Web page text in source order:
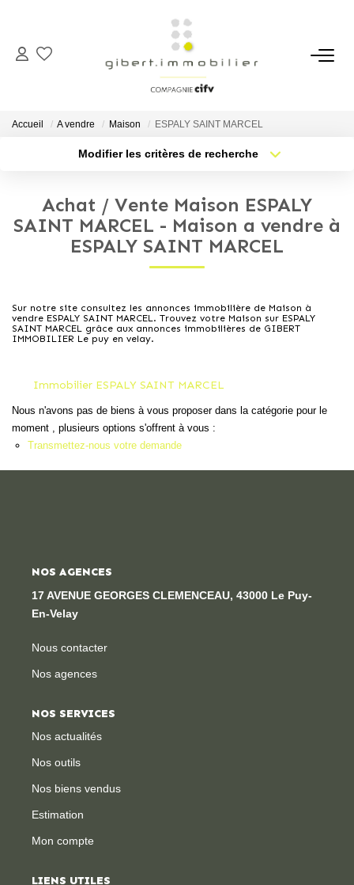
ACHETER
Maisons
Parkings
Immeubles
Terrains
LOUER
Appartements
Dossier De Candidature
Accueil A vendre Maison ESPALY SAINT MARCEL
Modifier les critères de recherche
Sélectionnez...
Type de bien
Nb pièces min.
Achat / Vente Maison ESPALY
SAINT MARCEL - Maison a vendre à
ESPALY SAINT MARCEL
Sur notre site consultez les annonces immobilière de Maison à
vendre ESPALY SAINT MARCEL. Trouvez votre Maison sur ESPALY
SAINT MARCEL grâce aux annonces immobilières de GIBERT
IMMOBILIER Le puy en velay.
Immobilier ESPALY SAINT MARCEL
Nous n'avons pas de biens à vous proposer dans la catégorie pour le
moment , plusieurs options s'offrent à vous :
Transmettez-nous votre demande
NOS AGENCES
17 AVENUE GEORGES CLEMENCEAU, 43000 Le Puy-
En-Velay
Nous contacter
Nos agences
NOS SERVICES
Nos actualités
Nos outils
Nos biens vendus
Estimation
Mon compte
LIENS UTILES